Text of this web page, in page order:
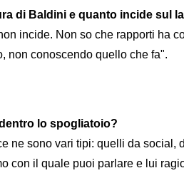
di Baldini e quanto incide sul
incide. Non so che rapporti ha
non conoscendo quello che fa".
lo spogliatoio?
ne sono vari tipi: quelli da social,
con il quale puoi parlare e lui